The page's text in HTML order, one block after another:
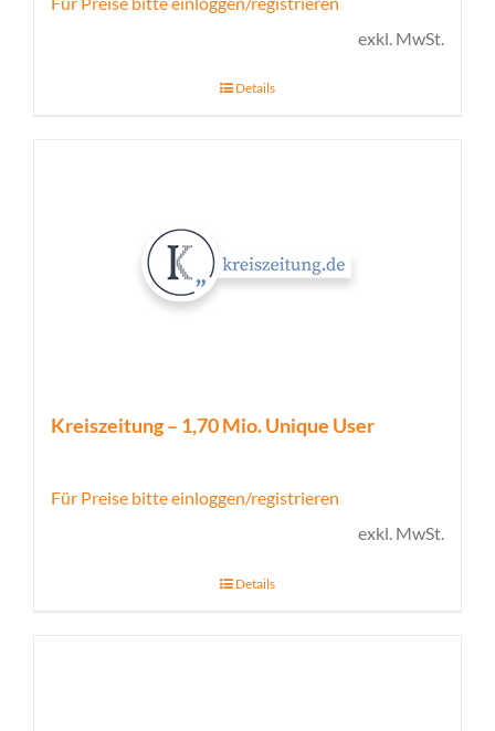
exkl. MwSt.
Details
Kreiszeitung – 1,70 Mio. Unique User
Für Preise bitte einloggen/registrieren
exkl. MwSt.
Details